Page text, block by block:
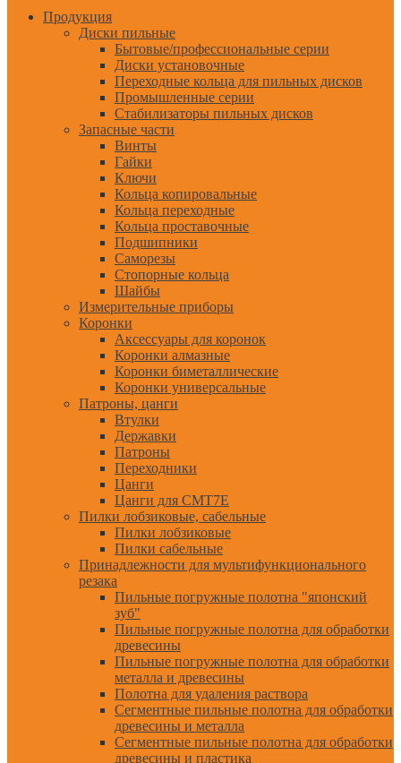
Продукция
Диски пильные
Бытовые/профессиональные серии
Диски установочные
Переходные кольца для пильных дисков
Промышленные серии
Стабилизаторы пильных дисков
Запасные части
Винты
Гайки
Ключи
Кольца копировальные
Кольца переходные
Кольца проставочные
Подшипники
Саморезы
Стопорные кольца
Шайбы
Измерительные приборы
Коронки
Аксессуары для коронок
Коронки алмазные
Коронки биметаллические
Коронки универсальные
Патроны, цанги
Втулки
Державки
Патроны
Переходники
Цанги
Цанги для CMT7E
Пилки лобзиковые, сабельные
Пилки лобзиковые
Пилки сабельные
Принадлежности для мультифункционального
резака
Пильные погружные полотна "японский
зуб"
Пильные погружные полотна для обработки
древесины
Пильные погружные полотна для обработки
металла и древесины
Полотна для удаления раствора
Сегментные пильные полотна для обработки
древесины и металла
Сегментные пильные полотна для обработки
древесины и пластика